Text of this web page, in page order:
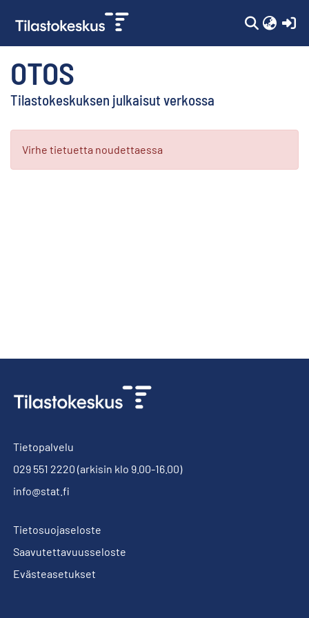
OTOS
Tilastokeskuksen julkaisut verkossa
Kokoelmat
Selaa
Virhe tietuetta noudettaessa
Tietopalvelu
029 551 2220 (arkisin klo 9.00-16.00)
info@stat.fi
Tietosuojaseloste
Saavutettavuusseloste
Evästeasetukset